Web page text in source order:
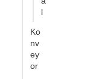
l
Ko
nv
ey
or